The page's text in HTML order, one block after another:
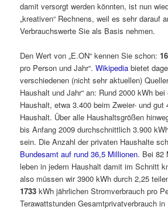
damit versorgt werden könnten, ist nun
„kreativen“ Rechnens, weil es sehr darauf
Verbrauchswerte Sie als Basis nehmen.
Den Wert von „E.ON“ kennen Sie schon:
pro Person und Jahr“.Wikipedia bietet
verschiedenen (nicht sehr aktuellen)
Haushalt und Jahr“ an: Rund 2000 kWh
Haushalt, etwa 3.400 beim Zweier- und gut
Haushalt. Über alle Haushaltsgrößen
bis Anfang 2009 durchschnittlich 3.900
sein. Die Anzahl der privaten Haushalte
Bundesamt auf rund 36,5 Millionen. Bei 82
leben in jedem Haushalt damit im Schnitt
also müssen wir 3900 kWh durch 2,25
1733 kWh jährlichen Stromverbrauch pro
Terawattstunden Gesamtprivatverbrauch in